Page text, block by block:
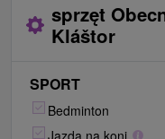
sprzęt
Kláštor
SPORT
Bedminton